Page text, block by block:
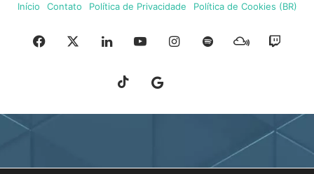
Início
Contato Política de Privacidade Política de Cookies (BR)
Facebook LinkedinYouTubeInstagram
SpotifyMixcloud
TikTokGoogle
NewsSky